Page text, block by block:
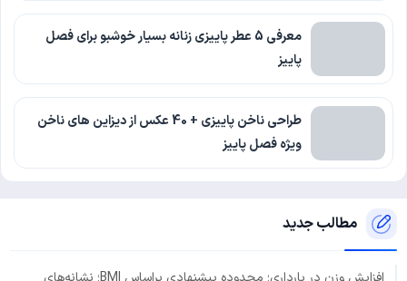
معرفی 5 عطر پاییزی زنانه بسیار خوشبو برای فصل
پاییز
طراحی ناخن پاییزی + 40 عکس از دیزاین های ناخن
ویژه فصل پاییز
مطالب جدید